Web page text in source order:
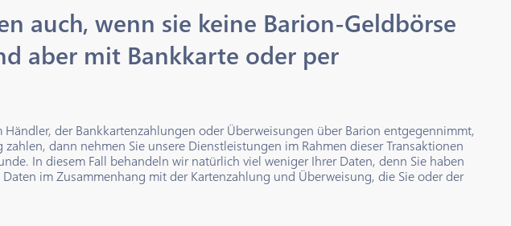
auch, wenn sie keine Barion-Geldbörse
aber mit Bankkarte oder per
Händler, der Bankkartenzahlungen oder Überweisungen über Barion entgegennimmt,
dann nehmen Sie unsere Dienstleistungen im Rahmen dieser Transaktionen
In diesem Fall behandeln wir natürlich viel weniger Ihrer Daten, denn Sie haben
im Zusammenhang mit der Kartenzahlung und Überweisung, die Sie oder der